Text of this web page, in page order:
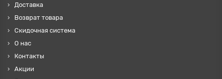
Доставка
Возврат товара
Скидочная система
О нас
Контакты
Акции